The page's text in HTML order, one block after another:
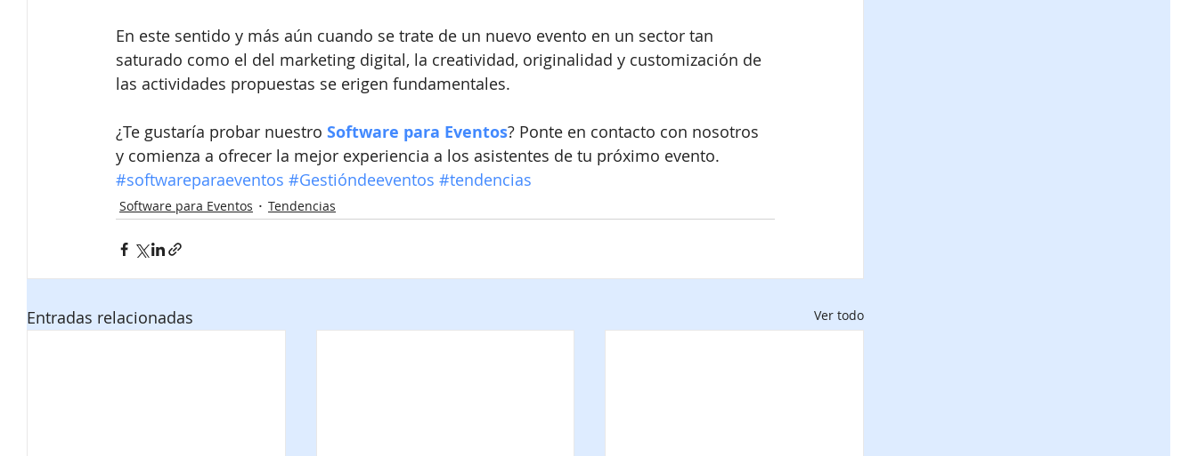
En este sentido y más aún cuando se trate de un nuevo evento en un sector tan
saturado como el del marketing digital, la creatividad, originalidad y customización de
las actividades propuestas se erigen fundamentales.
¿Te gustaría probar nuestro Software para Eventos? Ponte en contacto con nosotros
y comienza a ofrecer la mejor experiencia a los asistentes de tu próximo evento.
#softwareparaeventos #Gestióndeeventos #tendencias
Software para Eventos Tendencias
Entradas relacionadas Ver todo